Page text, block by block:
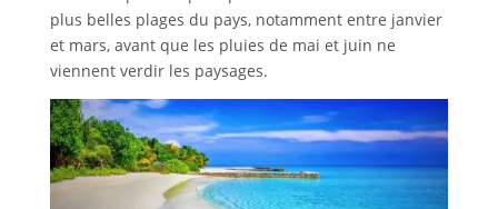
plus belles plages du pays, notamment entre janvier
et mars, avant que les pluies de mai et juin ne
viennent verdir les paysages.